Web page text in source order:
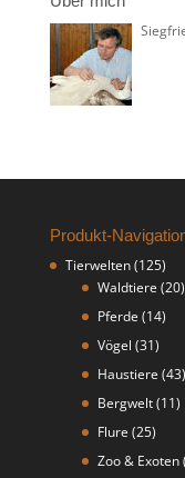
Produkt-
Tierwelten(125)
Waldtiere (20)
Pferde (14)
Vögel (31)
Haustiere (43)
Bergwelt(11)
Flure (25)
Zoo & Exoten